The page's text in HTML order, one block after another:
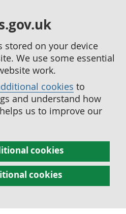
stored on your device
We use some essential
work.
cookies to
and understand how
us to improve our
cookies
cookies